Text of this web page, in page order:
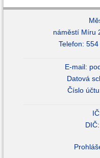
náměstí Míru
Telefon:
E-mail:
Datová
Číslo